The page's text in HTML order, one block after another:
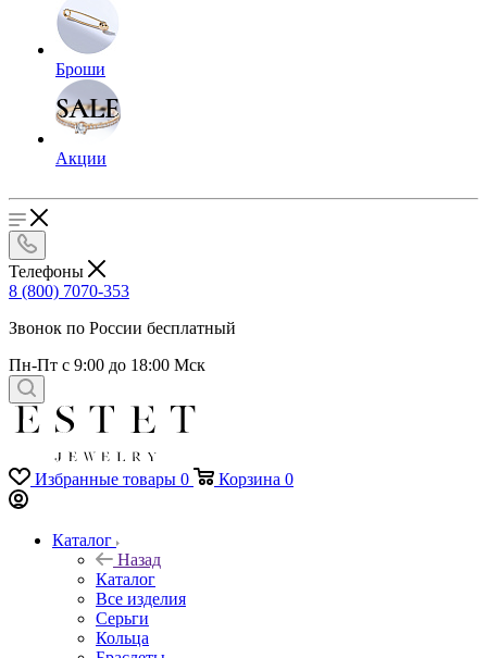
Броши
Акции
Телефоны
8 (800) 7070-353
Звонок по России бесплатный
Пн-Пт с 9:00 до 18:00 Мск
Избранные товары 0 Корзина 0
Каталог
Назад
Каталог
Все изделия
Серьги
Кольца